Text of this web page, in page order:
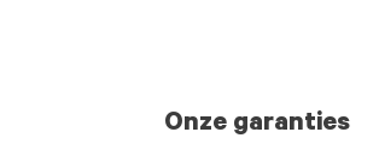
Onze garanties